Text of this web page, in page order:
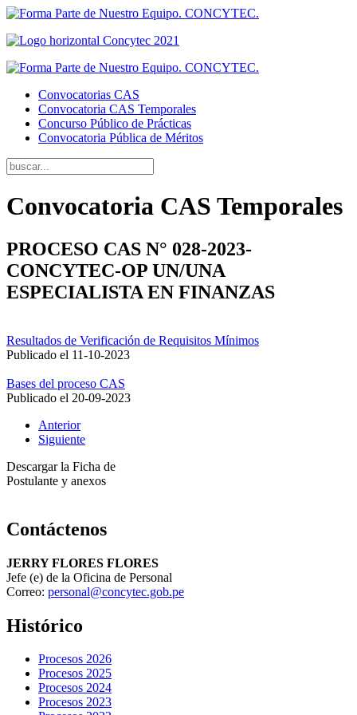
Convocatorias CAS
Convocatoria CAS Temporales
Concurso Público de Prácticas
Convocatoria Pública de Méritos
Convocatoria CAS Temporales
PROCESO CAS N° 028-2023-
CONCYTEC-OP UN/UNA
ESPECIALISTA EN FINANZAS
Resultados de Verificación de Requisitos Mínimos
Publicado el 11-10-2023
Bases del proceso CAS
Publicado el 20-09-2023
Anterior
Siguiente
Descargar la Ficha de
Postulante y anexos
Contáctenos
JERRY FLORES FLORES
Jefe (e) de la Oficina de Personal
Correo: personal@concytec.gob.pe
Histórico
Procesos 2026
Procesos 2025
Procesos 2024
Procesos 2023